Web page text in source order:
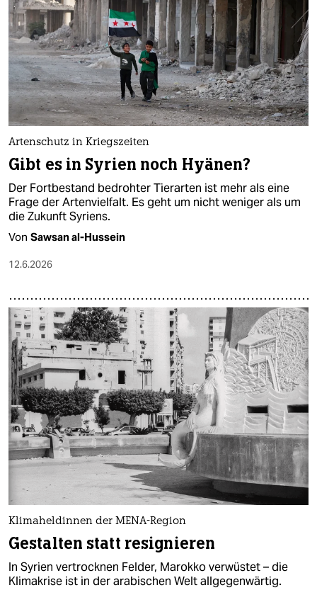
Artenschutz in Kriegszeiten
Gibt es in Syrien noch Hyänen?
Der Fortbestand bedrohter Tierarten ist mehr als eine
Frage der Artenvielfalt. Es geht um nicht weniger als um
die Zukunft Syriens.
Von Sawsan al-Hussein
12.6.2026
Klimaheldinnen der MENA-Region
Gestalten statt resignieren
In Syrien vertrocknen Felder, Marokko verwüstet – die
Klimakrise ist in der arabischen Welt allgegenwärtig.